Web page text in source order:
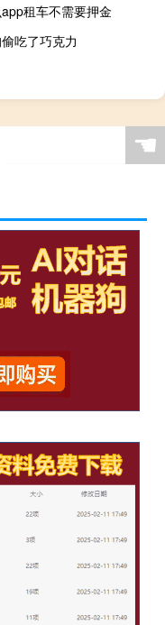
租车不需要押金
吃了巧克力
☚